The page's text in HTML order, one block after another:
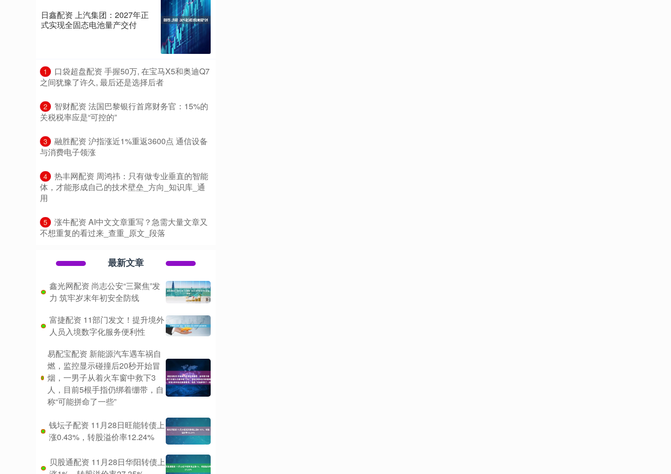
日鑫配资 上汽集团：2027年正
式实现全固态电池量产交付
1
​口袋超盘配资 手握50万, 在宝马X5和奥迪Q7
之间犹豫了许久, 最后还是选择后者
2
​智财配资 法国巴黎银行首席财务官：15%的
关税税率应是“可控的”
3
​融胜配资 沪指涨近1%重返3600点 通信设备
与消费电子领涨
4
​热丰网配资 周鸿祎：只有做专业垂直的智能
体，才能形成自己的技术壁垒_方向_知识库_通
用
5
​涨牛配资 AI中文文章重写？急需大量文章又
不想重复的看过来_查重_原文_段落
最新文章
鑫光网配资 尚志公安“三聚焦”发
力 筑牢岁末年初安全防线
富捷配资 11部门发文！提升境外
人员入境数字化服务便利性
易配宝配资 新能源汽车遇车祸自
燃，监控显示碰撞后20秒开始冒
烟，一男子从着火车窗中救下3
人，目前5根手指仍绑着绷带，自
称“可能拼命了一些”
钱坛子配资 11月28日旺能转债上
涨0.43%，转股溢价率12.24%
贝股通配资 11月28日华阳转债上